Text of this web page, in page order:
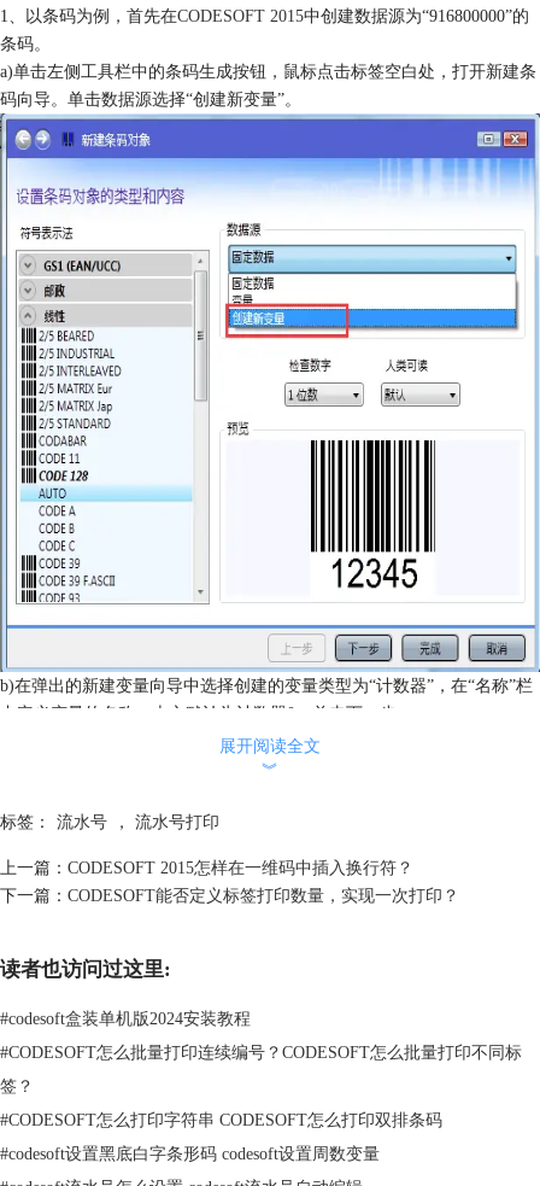
1、以条码为例，首先在CODESOFT 2015中创建数据源为“916800000”的
条码。
a)单击左侧工具栏中的条码生成按钮，鼠标点击标签空白处，打开新建条
码向导。单击数据源选择“创建新变量”。
b)在弹出的新建变量向导中选择创建的变量类型为“计数器”，在“名称”栏
中定义变量的名称，本文默认为计数器0。单击下一步。
展开阅读全文
︾
标签： 流水号 ， 流水号打印
上一篇： CODESOFT 2015怎样在一维码中插入换行符？
下一篇： CODESOFT能否定义标签打印数量，实现一次打印？
读者也访问过这里:
#codesoft盒装单机版2024安装教程
#CODESOFT怎么批量打印连续编号？CODESOFT怎么批量打印不同标
签？
#CODESOFT怎么打印字符串 CODESOFT怎么打印双排条码
#codesoft设置黑底白字条形码 codesoft设置周数变量